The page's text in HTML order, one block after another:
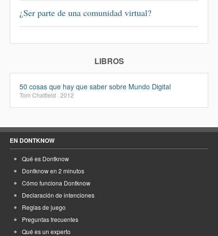
¿Ser parte de una comunidad virtual?
LIBROS
50 cosas que hay que saber sobre Mundo Digital
Tom Chatfield · 2012
EN DONTKNOW
Qué es Dontknow
Dontknow en 2 minutos
Cómo funciona Dontknow
Declaración de intenciones
Reglas de juego
Preguntas frecuentes
Qué es un experto